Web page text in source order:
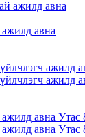
авна
ажилд
ажилд
авна Утас
авна Утас